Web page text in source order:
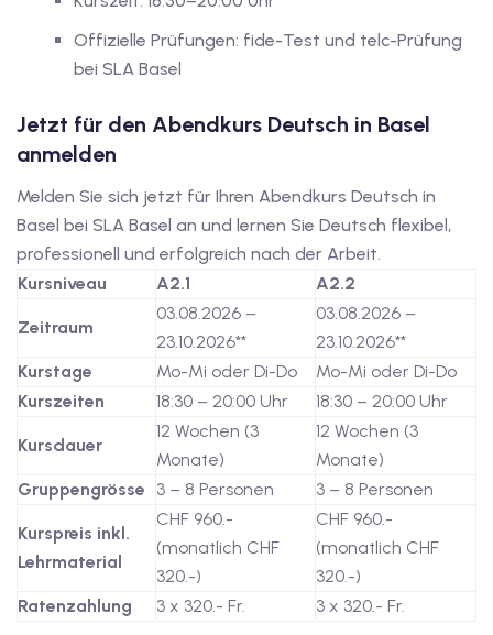
mit Gutschein
den fide-Test
Offizielle Prüfungen: fide-Test und telc-Prüfung
bei SLA Basel
Jetzt für den Abendkurs Deutsch in Basel
anmelden
Melden Sie sich jetzt für Ihren Abendkurs Deutsch in
Basel bei SLA Basel an und lernen Sie Deutsch flexibel,
professionell und erfolgreich nach der Arbeit.
Kursniveau
A2.1 A2.2
Zeitraum
03.08.2026 –
23.10.2026**
03.08.2026 –
23.10.2026**
Kurstage
Mo-Mi oder Di-Do
Mo-Mi oder Di-Do
Kurszeiten
18:30 – 20:00 Uhr 18:30 – 20:00 Uhr
Kursdauer
12 Wochen (3
Monate)
12 Wochen (3
Monate)
Gruppengrösse
3 – 8 Personen 3 – 8 Personen
Kurspreis inkl.
Lehrmaterial
CHF 960.-
(monatlich CHF
320.-)
CHF 960.-
(monatlich CHF
320.-)
Ratenzahlung
3 x 320.- Fr. 3 x 320.- Fr.